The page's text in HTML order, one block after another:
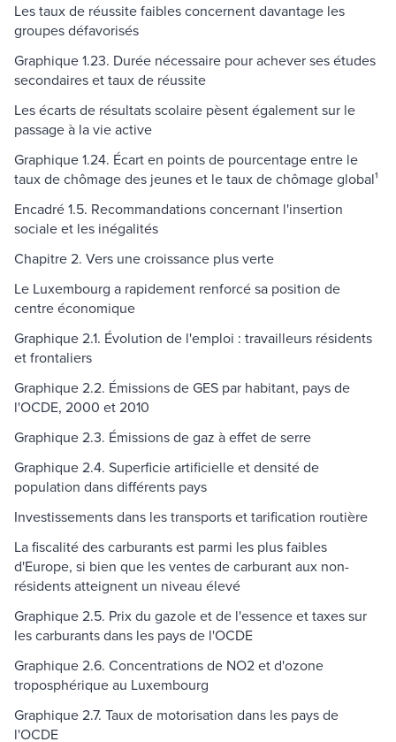
Les taux de réussite faibles concernent davantage les
groupes défavorisés
Graphique 1.23. Durée nécessaire pour achever ses études
secondaires et taux de réussite
Les écarts de résultats scolaire pèsent également sur le
passage à la vie active
Graphique 1.24. Écart en points de pourcentage entre le
taux de chômage des jeunes et le taux de chômage global¹
Encadré 1.5. Recommandations concernant l'insertion
sociale et les inégalités
Chapitre 2. Vers une croissance plus verte
Le Luxembourg a rapidement renforcé sa position de
centre économique
Graphique 2.1. Évolution de l'emploi : travailleurs résidents
et frontaliers
Graphique 2.2. Émissions de GES par habitant, pays de
l'OCDE, 2000 et 2010
Graphique 2.3. Émissions de gaz à effet de serre
Graphique 2.4. Superficie artificielle et densité de
population dans différents pays
Investissements dans les transports et tarification routière
La fiscalité des carburants est parmi les plus faibles
d'Europe, si bien que les ventes de carburant aux non-
résidents atteignent un niveau élevé
Graphique 2.5. Prix du gazole et de l'essence et taxes sur
les carburants dans les pays de l'OCDE
Graphique 2.6. Concentrations de NO2 et d'ozone
troposphérique au Luxembourg
Graphique 2.7. Taux de motorisation dans les pays de
l'OCDE